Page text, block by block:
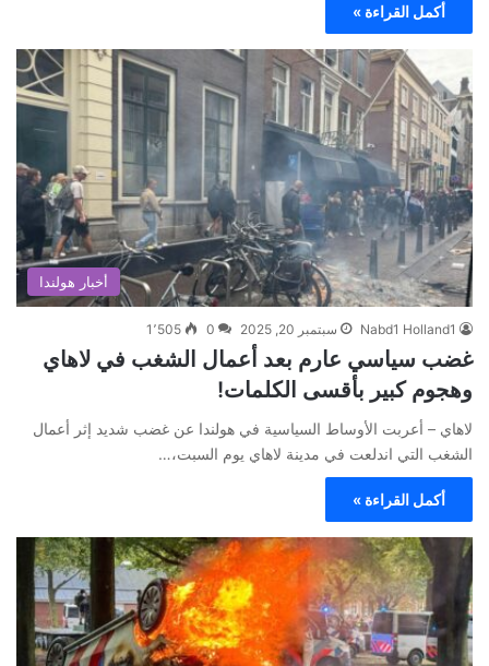
أكمل القراءة »
أخبار هولندا
Nabd1 Holland1 سبتمبر 20, 2025 0 1٬505
غضب سياسي عارم بعد أعمال الشغب في لاهاي
وهجوم كبير بأقسى الكلمات!
لاهاي – أعربت الأوساط السياسية في هولندا عن غضب شديد إثر أعمال
الشغب التي اندلعت في مدينة لاهاي يوم السبت،…
أكمل القراءة »